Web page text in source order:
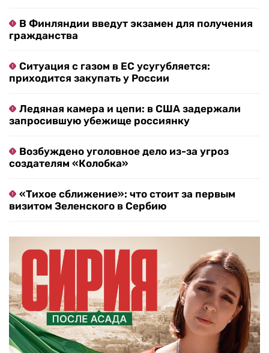
В Финляндии введут экзамен для получения
гражданства
Ситуация с газом в ЕС усугубляется:
приходится закупать у России
Ледяная камера и цепи: в США задержали
запросившую убежище россиянку
Возбуждено уголовное дело из-за угроз
создателям «Колобка»
«Тихое сближение»: что стоит за первым
визитом Зеленского в Сербию